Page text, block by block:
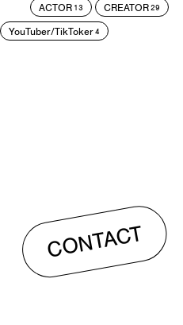
ACTOR 13 CREATOR29
YouTuber/TikToker4
CONTACT